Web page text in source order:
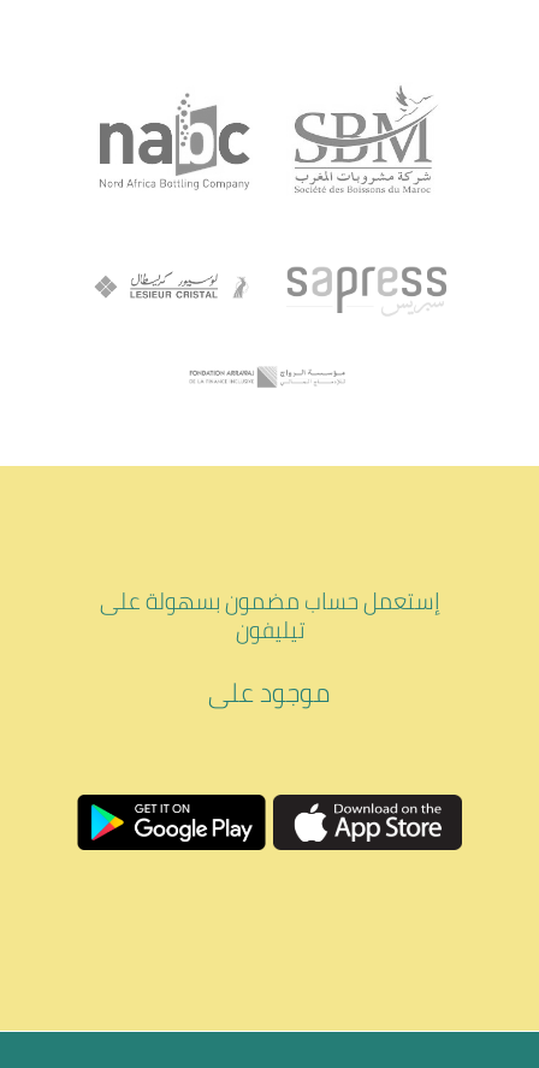
إستعمل حساب مضمون بسهولة على
تيليفون
موجود على